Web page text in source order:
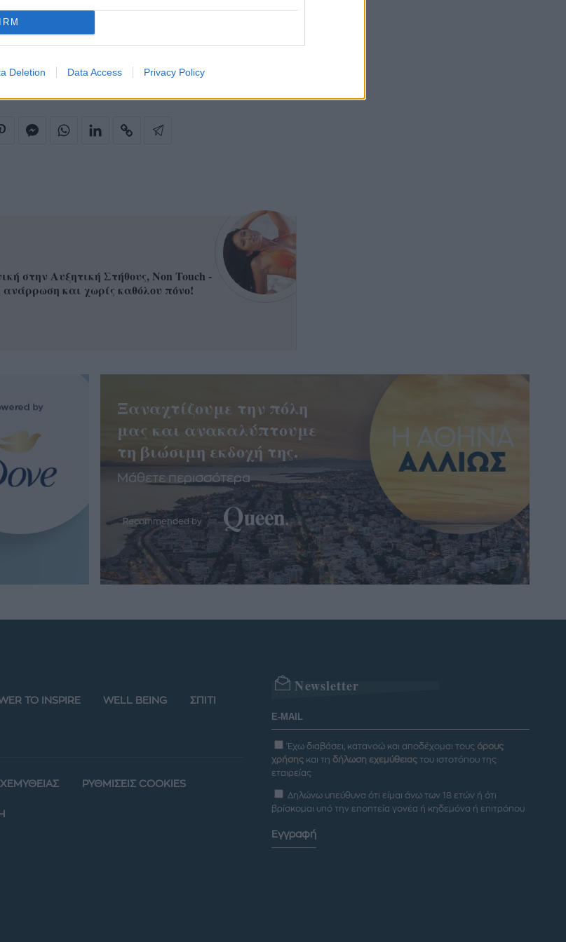
Deletion Data Access Privacy Policy
KYLIE JENNER
στην Αυξητική Στήθους, Non Touch -
και χωρίς καθόλου πόνο!
Ξαναχτίζουμε την πόλη
μας και ανακαλύπτουμε
τη βιώσιμη εκδοχή της.
Μάθετε περισσότερα
Recommended by
TO INSPIRE WELL BEING ΣΠΙΤΙ
ΡΥΘΜΙΣΕΙΣ COOKIES
Newsletter
Έχω διαβάσει, κατανοώ και αποδέχομαι τους όρους
χρήσης και τη δήλωση εχεμύθειας του ιστοτόπου της
εταιρείας
Δηλώνω υπεύθυνα ότι είμαι άνω των 18 ετών ή ότι
βρίσκομαι υπό την εποπτεία γονέα ή κηδεμόνα ή επιτρόπου
Εγγραφή